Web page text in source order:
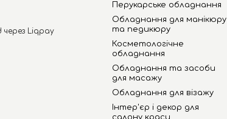
Перукарське обладнання
Обладнання для манікюру
та педикюру
Косметологічне
обладнання
Обладнання та засоби
для масажу
Обладнання для візажу
Інтер'єр і декор для
салону краси